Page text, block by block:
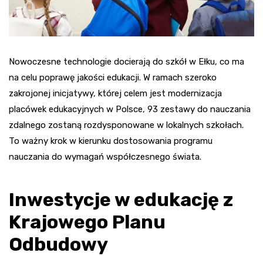
Nowoczesne technologie docierają do szkół w Ełku, co ma
na celu poprawę jakości edukacji. W ramach szeroko
zakrojonej inicjatywy, której celem jest modernizacja
placówek edukacyjnych w Polsce, 93 zestawy do nauczania
zdalnego zostaną rozdysponowane w lokalnych szkołach.
To ważny krok w kierunku dostosowania programu
nauczania do wymagań współczesnego świata.
Inwestycje w edukację z
Krajowego Planu
Odbudowy